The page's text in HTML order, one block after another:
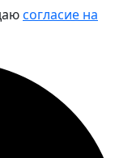
согласие на